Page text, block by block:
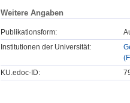
Weitere Angaben
Publikationsform:
Institutionen der Universität:
KU.edoc-ID: